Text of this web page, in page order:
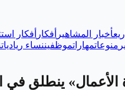
أخبار المشاهير أفكار أفكار
منوعاتمهاراتموظفيننساء رياديات
الأعمال» ينطلق في